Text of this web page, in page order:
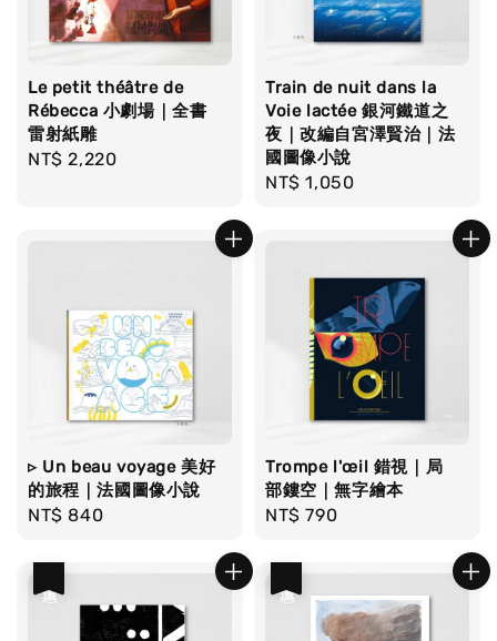
Le petit théâtre de
Rébecca 小劇場｜全書
雷射紙雕
Regular
NT$ 2,220
Train de nuit dans la
Voie lactée 銀河鐵道之
夜｜改編自宮澤賢治｜法
國圖像小說
Regular
NT$ 1,050
▹ Un beau voyage 美好
的旅程｜法國圖像小說
Regular
NT$ 840
Trompe l'œil 錯視｜局
部鏤空｜無字繪本
Regular
NT$ 790